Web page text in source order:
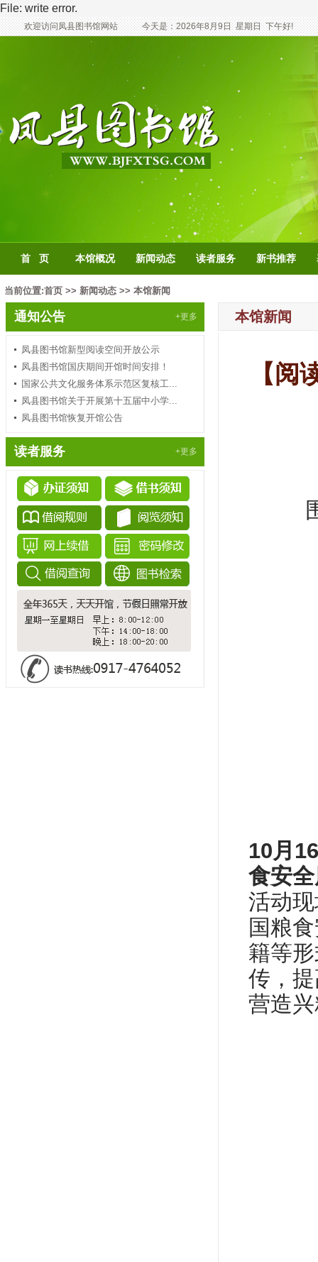
File: write error.
欢迎访问凤县图书馆网站 今天是：2026年8月9日 星期日 下午好!
首 页 本馆概况 新闻动态 读者服务 新书推荐
当前位置:首页 >> 新闻动态 >> 本馆新闻
通知公告 +更多
凤县图书馆新型阅读空间开放公示
凤县图书馆国庆期间开馆时间安排！
国家公共文化服务体系示范区复核工...
凤县图书馆关于开展第十五届中小学...
凤县图书馆恢复开馆公告
读者服务 +更多
本馆新闻
【阅
10月
食安
活动
国粮
籍等
传，
营造